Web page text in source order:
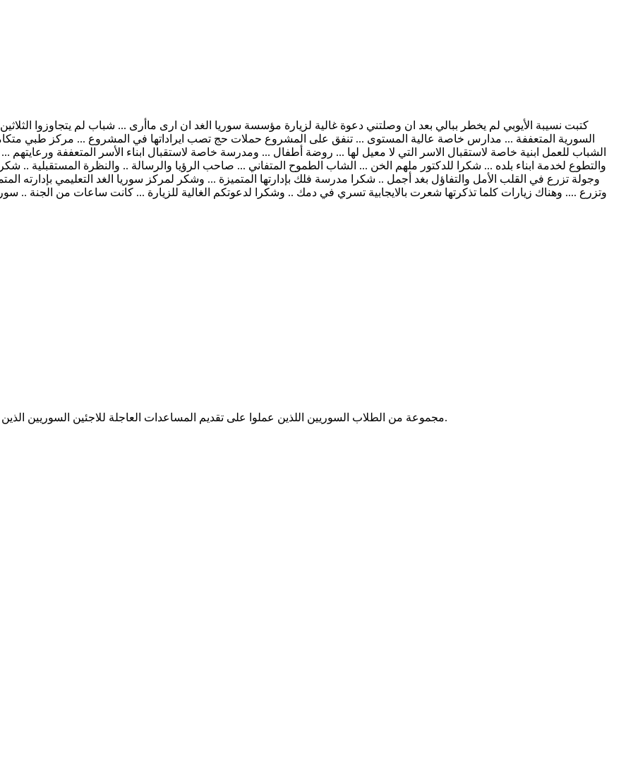
كتبت نسيبة الأيوبي لم يخطر ببالي بعد ان وصلتني دعوة غالية لزيارة مؤسسة سوريا الغد ان ارى ماأرى ... شباب لم يتجاوزوا
السورية المتعففة ... مدارس خاصة عالية المستوى ... تنفق على المشروع حملات حج تصب ايراداتها في المشروع ... مركز طبي
الشباب للعمل ابنية خاصة لاستقبال الاسر التي لا معيل لها ... روضة أطفال ... ومدرسة خاصة لاستقبال ابناء الأسر المتعففة
والتطوع لخدمة ابناء بلده ... شكرا للدكتور ملهم الخن ... الشاب الطموح المتفاني ... صاحب الرؤيا والرسالة .. والنظرة المستقبلية ..
وجولة تزرع في القلب الأمل والتفاؤل بغد أجمل .. شكرا مدرسة فلك بإدارتها المتميزة ... وشكر لمركز سوريا الغد التعليمي
وتزرع .... وهناك زيارات كلما تذكرتها شعرت بالايجابية تسري في دمك .. وشكرا لدعوتكم الغالية للزيارة ... كانت ساعات من الجنة ..
مجموعة من الطلاب السوريين اللذين عملوا على تقديم المساعدات العاجلة للاجئين السوريين الذين قدموا إلى جمهورية مصر العربية مع بداية الأزمة السورية في عام ٢٠١١.